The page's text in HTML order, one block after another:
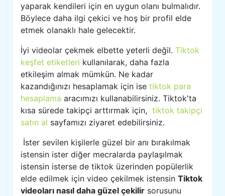
yaparak kendileri için en uygun olanı bulmalıdır.
Böylece daha ilgi çekici ve hoş bir profil elde
etmek olanaklı hale gelecektir.
İyi videolar çekmek elbette yeterli değil.Tiktok
keşfet etiketleri kullanılarak, daha fazla
etkileşim almak mümkün. Ne kadar
kazandığınızı hesaplamak için isetiktok para
hesaplama aracımızı kullanabilirsiniz. Tiktok'ta
kısa sürede takipçi arttırmak için,tiktok takipçi
satın al sayfamızı ziyaret edebilirsiniz.
İster sevilen kişilerle güzel bir anı bırakılmak
istensin ister diğer mecralarda paylaşılmak
istensin isterse de tiktok üzerinden popülerlik
elde edilmek için video çekilmek istensinTiktok
videoları nasıl daha güzel çekilir sorusunu